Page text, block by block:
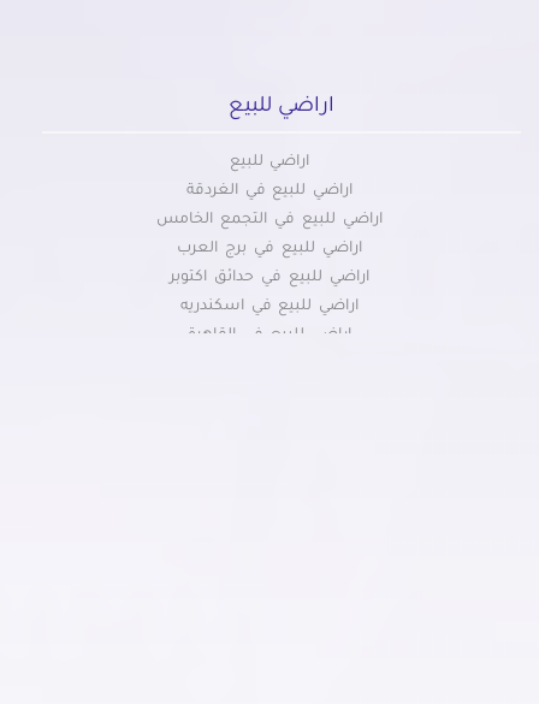
اراضي للبيع
اراضي للبيع
اراضي للبيع في الغردقة
اراضي للبيع في التجمع الخامس
اراضي للبيع في برج العرب
اراضي للبيع في حدائق اكتوبر
اراضي للبيع في اسكندريه
اراضي للبيع في القاهرة